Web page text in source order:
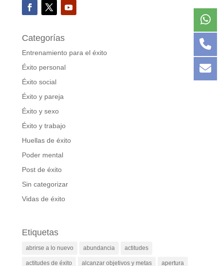
Categorías
Entrenamiento para el éxito
Éxito personal
Éxito social
Éxito y pareja
Éxito y sexo
Éxito y trabajo
Huellas de éxito
Poder mental
Post de éxito
Sin categorizar
Vidas de éxito
Etiquetas
abrirse a lo nuevo abundancia actitudes
actitudes de éxito alcanzar objetivos y metas apertura